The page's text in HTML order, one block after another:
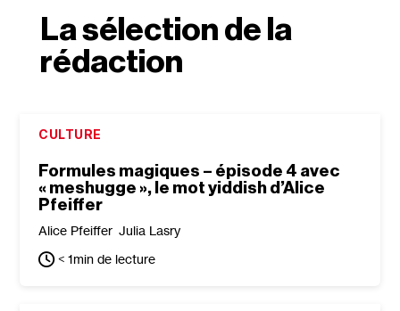
La sélection de la
rédaction
CULTURE
Formules magiques – épisode 4 avec
« meshugge », le mot yiddish d’Alice
Pfeiffer
Alice Pfeiffer Julia Lasry
< 1min de lecture